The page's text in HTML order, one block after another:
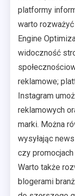
platformy
warto
Engine
widoczność
reklamowe;
Instagram
reklamowych
marki. Można
wysyłając
czy
Warto także
blogerami